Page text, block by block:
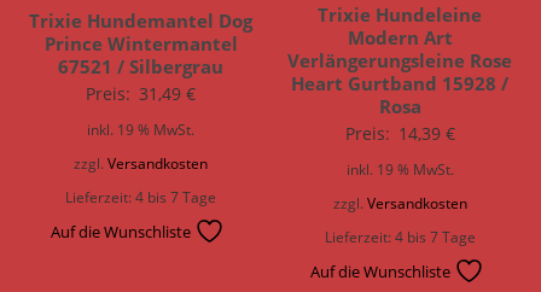
Trixie Hundemantel Dog
Prince Wintermantel
67521 / Silbergrau
Preis: 31,49€
inkl. 19 % MwSt.
zzgl.Versandkosten
Lieferzeit:4 bis 7 Tage
Auf die Wunschliste
Trixie Hundeleine
Modern Art
Verlängerungsleine Rose
Heart Gurtband 15928 /
Rosa
Preis: 14,39 €
inkl. 19 % MwSt.
zzgl. Versandkosten
Lieferzeit:4 bis 7 Tage
Auf die Wunschliste